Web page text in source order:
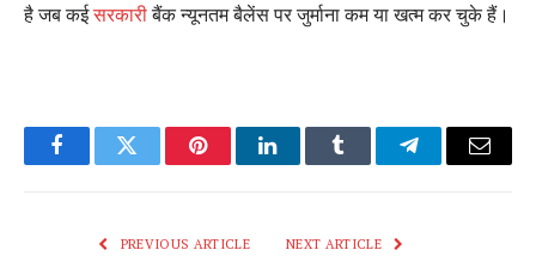
है जब कईसरकारीबैंक न्यूनतम बैलेंस पर जुर्माना कम या खत्म कर चुके हैं।
FacebookTwitter PinterestLinkedInTumblr TelegramEmail
PREVIOUS ARTICLE NEXT ARTICLE